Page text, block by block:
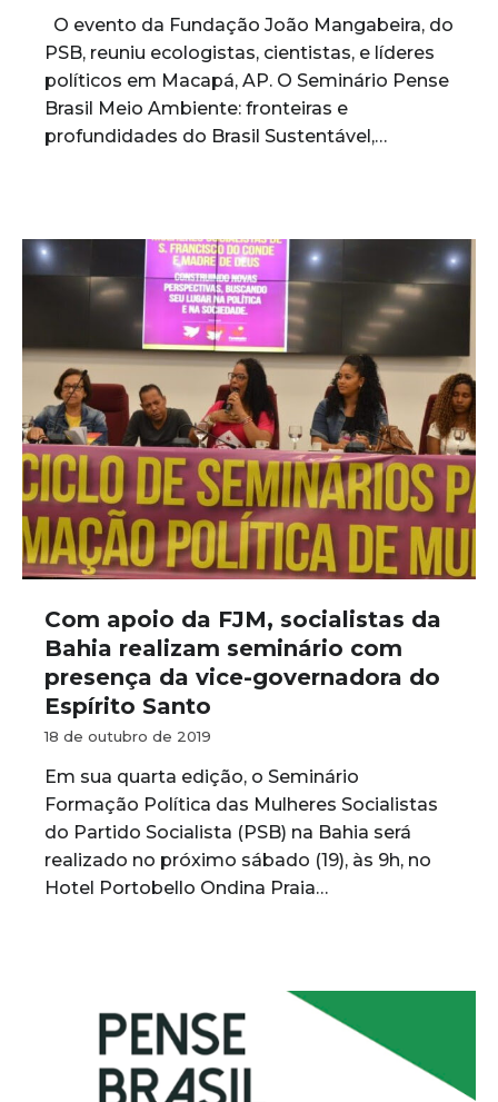
O evento da Fundação João Mangabeira, do
PSB, reuniu ecologistas, cientistas, e líderes
políticos em Macapá, AP. O Seminário Pense
Brasil Meio Ambiente: fronteiras e
profundidades do Brasil Sustentável,…
Com apoio da FJM, socialistas da
Bahia realizam seminário com
presença da vice-governadora do
Espírito Santo
18 de outubro de 2019
Em sua quarta edição, o Seminário
Formação Política das Mulheres Socialistas
do Partido Socialista (PSB) na Bahia será
realizado no próximo sábado (19), às 9h, no
Hotel Portobello Ondina Praia…